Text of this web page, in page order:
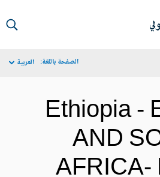
الصفحة باللغة: العربية
Ethiopia
AND